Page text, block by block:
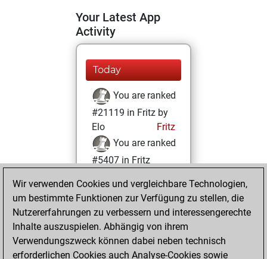
Your Latest App
Activity
Today
You are ranked
#21119 in Fritz by
Elo
Fritz
You are ranked
#5407 in Fritz
Mittwoch, März
15, 2023
You achieved a
BeautyScore of 55
Wir verwenden Cookies und vergleichbare Technologien,
um bestimmte Funktionen zur Verfügung zu stellen, die
Nutzererfahrungen zu verbessern und interessengerechte
Inhalte auszuspielen. Abhängig von ihrem
Verwendungszweck können dabei neben technisch
erforderlichen Cookies auch Analyse-Cookies sowie